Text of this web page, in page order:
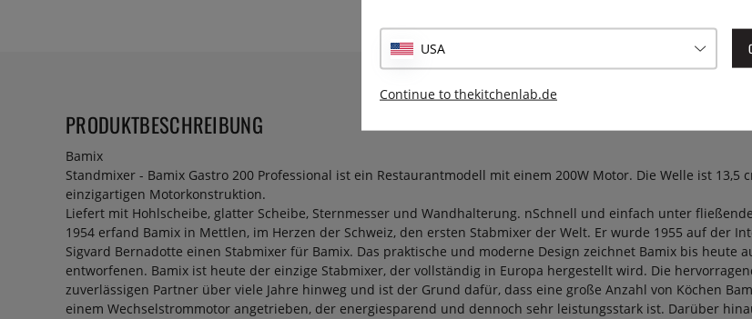
PRODUKTBESCHREIBUNG
Bamix
Standmixer - Bamix Gastro 200 Professional ist ein Restaurantmodell mit einem 200W Motor. Die Welle ist
einzigartigen Motorkonstruktion.
Liefert mit Hohlscheibe, glatter Scheibe, Sternmesser und Wandhalterung. nSchnell und einfach unter
1954 erfand Bamix in Mettlen, im Herzen der Schweiz, den ersten Stabmixer der Welt. Er wurde 1955 auf der
Sigvard Bernadotte einen Stabmixer für Bamix. Das praktische und moderne Design zeichnet Bamix bis heute
entworfenen. Bamix ist heute der einzige Stabmixer, der vollständig in Europa hergestellt wird. Die
zuverlässigen Partner über viele Jahre hinweg und ist der Grund dafür, dass eine große Anzahl von Köchen
einem Wechselstrommotor angetrieben, der energiesparend und dennoch sehr leistungsstark ist. Darüber
USA
Continue to thekitchenlab.de